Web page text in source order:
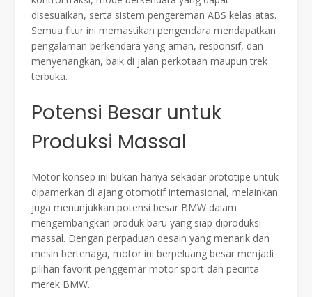
disesuaikan, serta sistem pengereman ABS kelas atas.
Semua fitur ini memastikan pengendara mendapatkan
pengalaman berkendara yang aman, responsif, dan
menyenangkan, baik di jalan perkotaan maupun trek
terbuka.
Potensi Besar untuk
Produksi Massal
Motor konsep ini bukan hanya sekadar prototipe untuk
dipamerkan di ajang otomotif internasional, melainkan
juga menunjukkan potensi besar BMW dalam
mengembangkan produk baru yang siap diproduksi
massal. Dengan perpaduan desain yang menarik dan
mesin bertenaga, motor ini berpeluang besar menjadi
pilihan favorit penggemar motor sport dan pecinta
merek BMW.